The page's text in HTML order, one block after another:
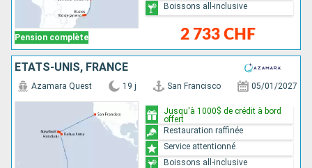
Pension complète 2 733 CHF
Boissons all-inclusive
ÉTATS-UNIS, FRANCE
Azamara Quest 19 j San Francisco 05/01/2027
Jusqu'à 1000$ de crédit à bord
offert
Restauration raffinée
Service attentionné
Boissons all-inclusive